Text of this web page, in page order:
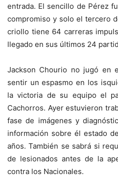
entrada. El sencillo de Pérez
compromiso y solo el tercero
criollo tiene 64 carreras
llegado en sus últimos 24
Jackson Chourio no jugó en
sentir un espasmo en los
la victoria de su equipo el
Cachorros. Ayer estuvieron
fase de imágenes y
información sobre él estado
años. También se sabrá si
de lesionados antes de la
contra los Nacionales.